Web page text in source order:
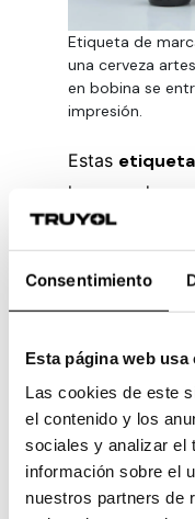
Consentimiento
Esta página web usa
Las cookies de este
el contenido y los
sociales y analizar el
información sobre el
nuestros partners de
Etiqueta de
una cerveza
en bobina se
impresión.
Estas
han creado a
para la forma
opción de
Ambas se han
con textura
apto para
humedad para
perfecto
inmersión en